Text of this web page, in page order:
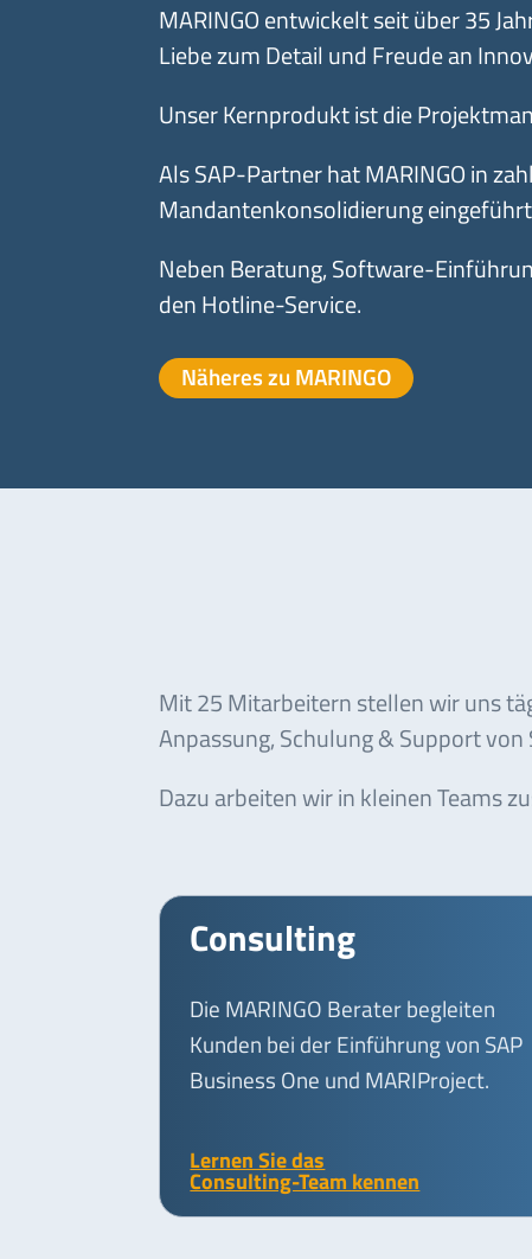
MARINGO entwickelt seit über 35
Liebe zum Detail und Freude an
Unser Kernprodukt ist die
Als SAP-Partner hat MARINGO in
Mandantenkonsolidierung
Neben Beratung, Software-
den Hotline-Service.
Näheres zu MARINGO
Mit 25 Mitarbeitern stellen wir uns
Anpassung, Schulung & Support
Dazu arbeiten wir in kleinen Teams
Consulting
Die MARINGO Berater begleiten
Kunden bei der Einführung von SAP
Business One und MARIProject.
Lernen Sie das
Consulting-Team kennen